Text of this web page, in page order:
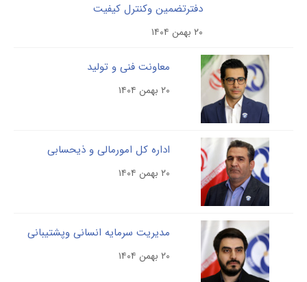
دفترتضمین وکنترل کیفیت
معاونت فنی و تولید
اداره کل امورمالی و ذیحسابی
مدیریت سرمایه انسانی وپشتیبانی